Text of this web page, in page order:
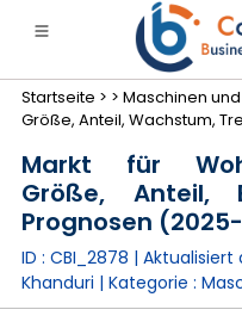
•
Startseite > > Maschinen
Größe, Anteil, Wachstum,
Markt für
Größe, Anteil,
Prognosen
ID : CBI_2878 | Aktualisiert
Khanduri | Kategorie :